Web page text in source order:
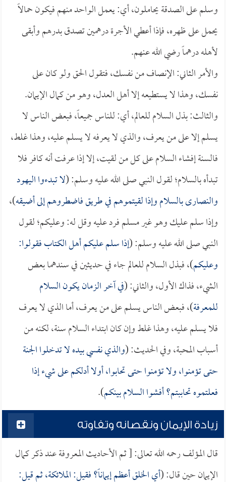
وسلم على الصدقة يحاملون، أي: يعمل الواحد منهم فيكون حمالاً
يحمل على ظهره، فإذا أعطي الأجرة درهمين تصدق بدرهم وأبقى
لأهله درهماً رضي الله عنهم.
والأمر الثاني: الإنصاف من نفسك، فتقول الحق ولو كان على
نفسك، وهذا لا يستطيعه إلا أهل العدل، وهو من كمال الإيمان.
والثالث: بذل السلام للعالم، أي: للناس جميعاً، فبعض الناس لا
يسلم إلا على من يعرف، والذي لا يعرفه لا يسلم عليه، وهذا غلط،
فالسنة إفشاء السلام على كل من لقيت، إلا إذا عرفت أنه كافر فلا
تبدأه بالسلام؛ لقول النبي صلى الله عليه وسلم: (لا تبدءوا اليهود
والنصارى بالسلام وإذا لقيتموهم في طريق فاضطروهم إلى أضيقه)،
وإذا سلم عليك وهو غير مسلم فرد عليه وقل له: وعليكم؛ لقول
النبي صلى الله عليه وسلم: (إذا سلم عليكم أهل الكتاب فقولوا:
وعليكم)، فبذل السلام للعالم جاء في حديثين في سندهما بعض
الشيء، فذاك الأول، والثاني: (في آخر الزمان يكون السلام
للمعرفة)، فبعض الناس يسلم على من يعرف، أما الذي لا يعرف
فلا يسلم عليه، وهذا غلط وإن كان ابتداء السلام سنة، لكنه من
أسباب المحبة، وفي الحديث: (والذي نفسي بيده لا تدخلوا الجنة
حتى تؤمنوا، ولا تؤمنوا حتى تحابوا، أولا أدلكم على شيء إذا
فعلتموه تحاببتم؟ أفشوا السلام بينكم).
زيادة الإيمان ونقصانه وتفاوته
قال المؤلف رحمه الله تعالى: [ ثم الأحاديث المعروفة عند ذكر كمال
الإيمان حين قال: (أي الخلق أعظم إيماناً؟ فقيل: الملائكة، ثم قيل: